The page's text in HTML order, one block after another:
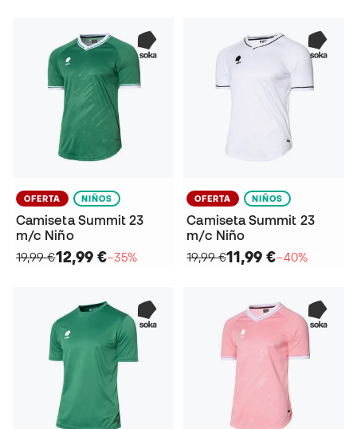
OFERTA NIÑOS
Camiseta Summit 23
m/c Niño
19,99 €12,99 €−35%
OFERTA NIÑOS
Camiseta Summit 23
m/c Niño
19,99 €11,99 €−40%